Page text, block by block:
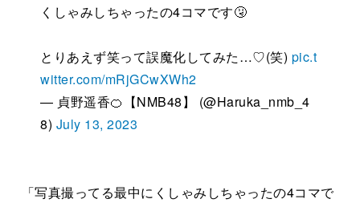
くしゃみしちゃったの4コマです🤧
とりあえず笑って誤魔化してみた…♡(笑) pic.t
witter.com/mRjGCwXWh2
— 貞野遥香🍊【NMB48】 (@Haruka_nmb_4
8) July 13, 2023
「写真撮ってる最中にくしゃみしちゃったの4コマで